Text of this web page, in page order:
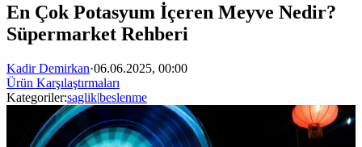
En Çok Potasyum İçeren Meyve Nedir?
Süpermarket Rehberi
Kadir Demirkan·06.06.2025, 00:00
Ürün Karşılaştırmaları
Kategoriler:saglik|beslenme